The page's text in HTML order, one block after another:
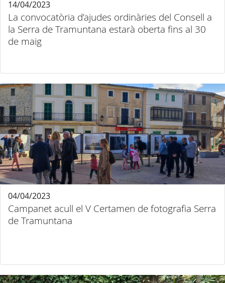
La convocatòria d’ajudes ordinàries del Consell a
la Serra de Tramuntana estarà oberta fins al 30
de maig
14/04/2023
Campanet acull el V Certamen de fotografia Serra
de Tramuntana
04/04/2023